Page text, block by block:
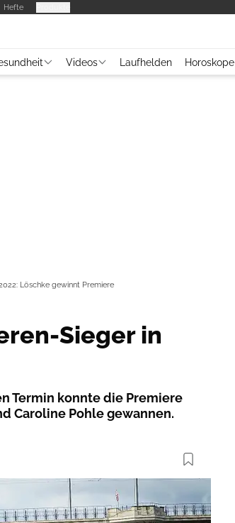
Hefte
Videos Laufhelden Horoskope
Löschke gewinnt Premiere
Sieger in
Termin konnte die Premiere
Caroline Pohle gewannen.